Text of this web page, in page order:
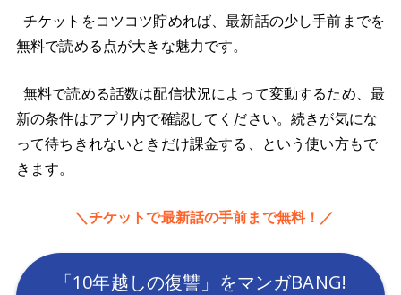
チケットをコツコツ貯めれば、最新話の少し手前までを
無料で読める点が大きな魅力です。
無料で読める話数は配信状況によって変動するため、最
新の条件はアプリ内で確認してください。続きが気にな
って待ちきれないときだけ課金する、という使い方もで
きます。
＼チケットで最新話の手前まで無料！／
「10年越しの復讐」をマンガBANG!